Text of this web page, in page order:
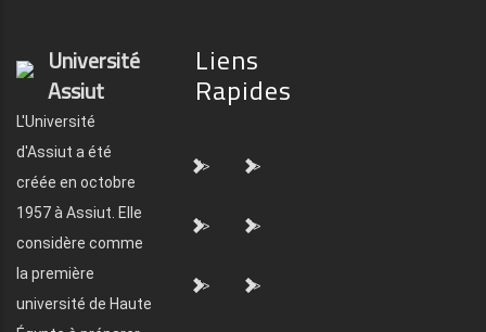
Université
Assiut
L'Université
d'Assiut a été
créée en octobre
1957 à Assiut. Elle
considère comme
la première
université de Haute
Liens
Rapides
"> ">
"> ">
"> ">